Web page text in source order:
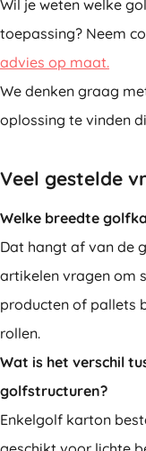
Wil je weten welke
toepassing? Neem
advies op maat.
We denken graag
oplossing te vinden
Veel gestelde
Welke breedte
Dat hangt af van de
artikelen vragen om
producten of pallets
rollen.
Wat is het verschil
golfstructuren?
Enkelgolf karton